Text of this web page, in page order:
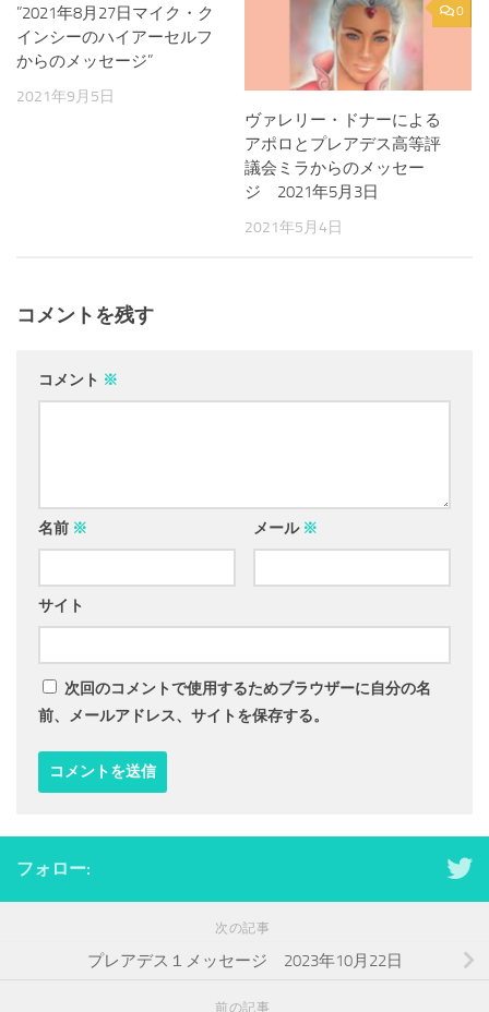
”2021年8月27日マイク・ク
インシーのハイアーセルフ
からのメッセージ”
2021年9月5日
0
ヴァレリー・ドナーによる
アポロとプレアデス高等評
議会ミラからのメッセー
ジ 2021年5月3日
2021年5月4日
コメントを残す
コメント ※
名前 ※ メール ※
サイト
次回のコメントで使用するためブラウザーに自分の名
前、メールアドレス、サイトを保存する。
フォロー:
次の記事
プレアデス１メッセージ 2023年10月22日
前の記事